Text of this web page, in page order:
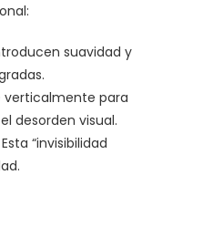
suavidad y
verticalmente para
desorden visual.
“invisibilidad